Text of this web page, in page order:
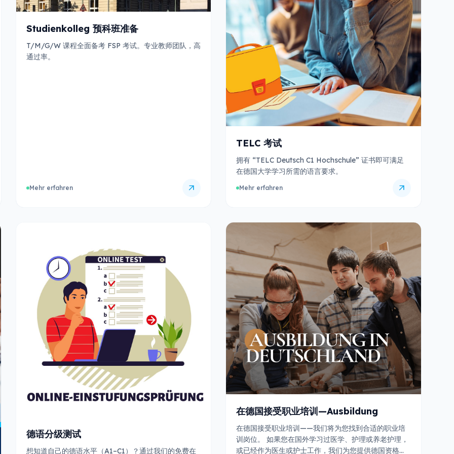
Studienkolleg 预科班准备
T/M/G/W 课程全面备考 FSP 考试。专业教师团队，高
通过率。
Mehr erfahren arrow_outward
TELC 考试
拥有 “TELC Deutsch C1 Hochschule” 证书即可满足
在德国大学学习所需的语言要求。
Mehr erfahren arrow_outward
德语分级测试
想知道自己的德语水平（A1–C1）？通过我们的免费在
在德国接受职业培训—Ausbildung
在德国接受职业培训——我们将为您找到合适的职业培
训岗位。 如果您在国外学习过医学、护理或养老护理，
或已经作为医生或护士工作，我们为您提供德国资格认